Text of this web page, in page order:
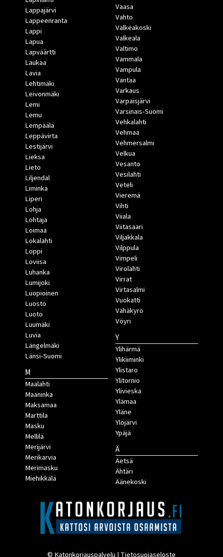
Lappajärvi
Lappeenranta
Lappi
Lapua
Lapväärtti
Laukaa
Lavia
Lehtimäki
Leivonmäki
Lemi
Lemu
Lempäälä
Leppävirta
Lestijärvi
Lieksa
Lieto
Liljendal
Liminka
Liperi
Lohja
Lohtaja
Loimaa
Lokalahti
Loppi
Loviisa
Luhanka
Lumijoki
Luopioinen
Luosto
Luoto
Luumäki
Luvia
Längelmäki
Länsi-Suomi
M
Maalahti
Maaninka
Maksamaa
Marttila
Masku
Mellilä
Merijärvi
Merikarvia
Merimasku
Miehikkälä
Vaasa
Vahto
Valkeakoski
Valkeala
Valtimo
Vammala
Vampula
Vantaa
Varkaus
Varpaisjärvi
Varsinais-Suomi
Vehkalahti
Vehmaa
Vehmersalmi
Velkua
Vesanto
Vesilahti
Veteli
Vieremä
Vihti
Viiala
Viitasaari
Viljakkala
Vilppula
Vimpeli
Virolahti
Virrat
Virtasalmi
Vuokatti
Vähäkyrö
Vöyri
Y
Ylihärmä
Ylikiiminki
Ylistaro
Ylitornio
Ylivieska
Ylämaa
Yläne
Ylöjärvi
Ypäjä
Ä
Äetsä
Ähtäri
Äänekoski
© Katonkorjauspalvelu | Tietosuojaseloste